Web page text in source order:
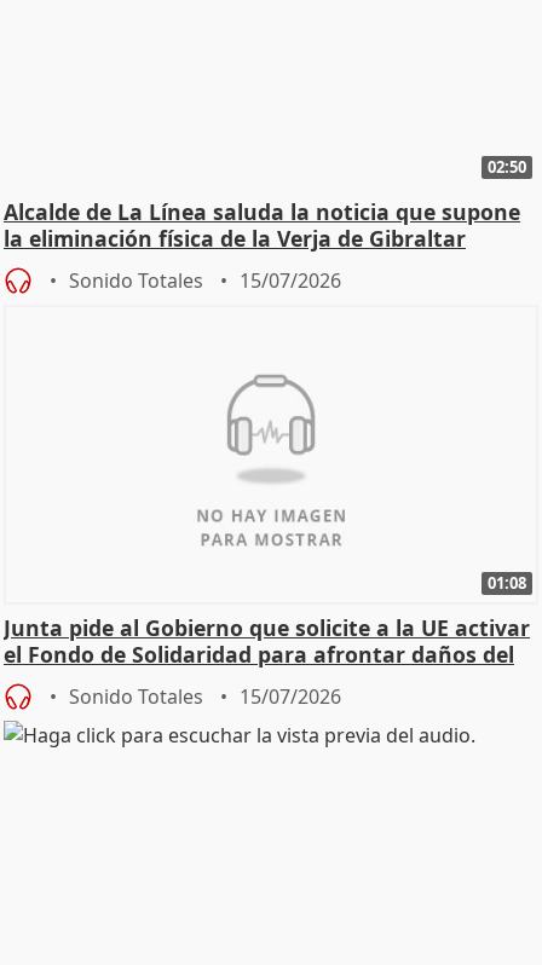
02:50
Alcalde de La Línea saluda la noticia que supone
la eliminación física de la Verja de Gibraltar
Sonido Totales 15/07/2026
01:08
Junta pide al Gobierno que solicite a la UE activar
el Fondo de Solidaridad para afrontar daños del
Sonido Totales 15/07/2026